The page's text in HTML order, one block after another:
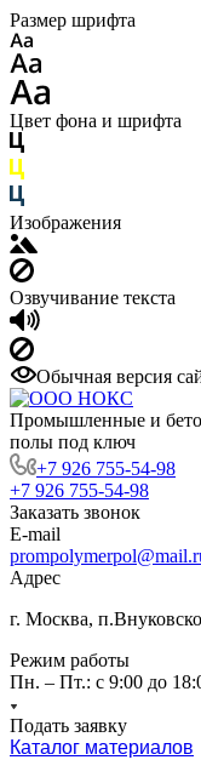
Размер шрифта
Цвет фона и шрифта
Изображения
Озвучивание текста
Обычная версия
Промышленные и
полы под ключ
+7 926 755-54-98
+7 926 755-54-98
Заказать звонок
E-mail
Адрес
г. Москва,
Режим работы
Пн. – Пт.: с 9:00 до
Подать заявку
Каталог материалов